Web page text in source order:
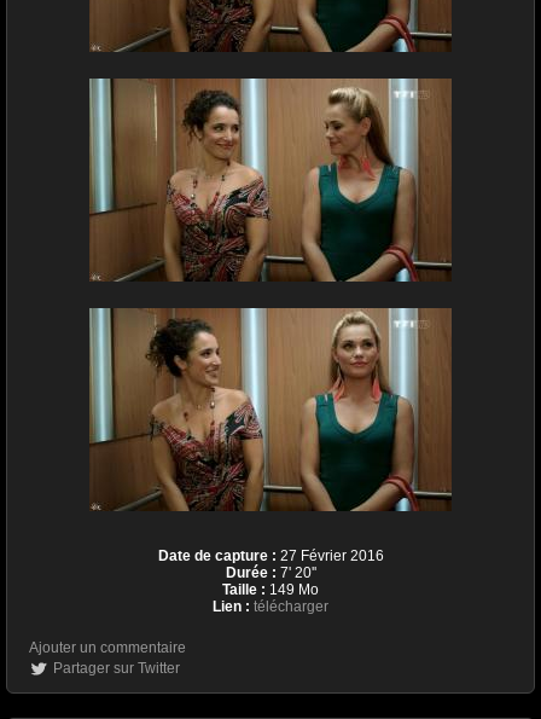
Date de capture : 27 Février 2016
Durée : 7' 20''
Taille : 149 Mo
Lien : télécharger
Ajouter un commentaire
Partager sur Twitter